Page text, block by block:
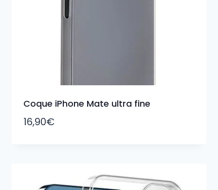
Coque iPhone Mate ultra fine
16,90€